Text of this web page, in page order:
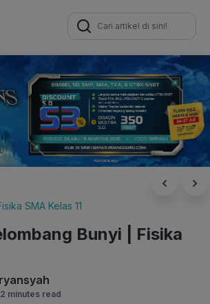
Search
for:
SMA Kelas 11
Bunyi | Fisika
2 minutes read